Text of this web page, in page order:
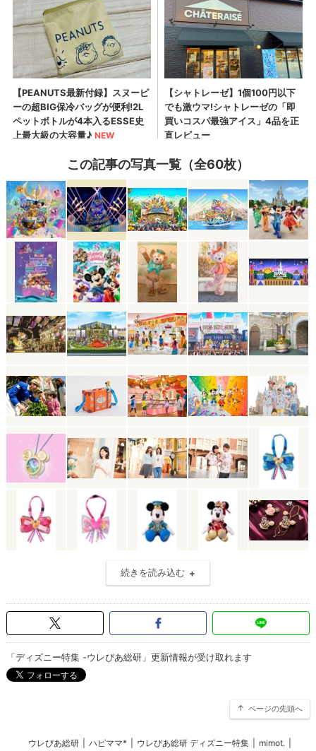
この記事の写真一覧（全60枚）
続きを読み込む
「ディズニー特集 -ウレぴあ総研」更新情報が受け取れます
ページの先頭へ
ウレぴあ総研 ハピママ* ウレぴあ総研 ディズニー特集 mimot.